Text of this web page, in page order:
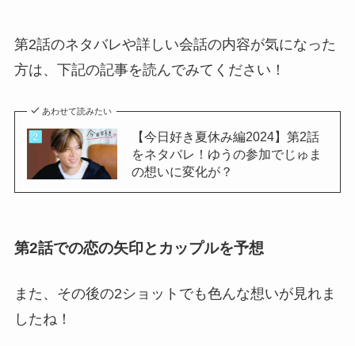
第2話のネタバレや詳しい会話の内容が気になった
方は、下記の記事を読んでみてください！
あわせて読みたい
【今日好き夏休み編2024】第2話
をネタバレ！ゆうの参加でじゅま
の想いに変化が？
第2話での恋の矢印とカップルを予想
また、その後の2ショットでも色んな想いが見れま
したね！